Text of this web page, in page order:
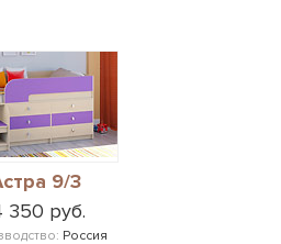
9/3
350 руб.
Россия